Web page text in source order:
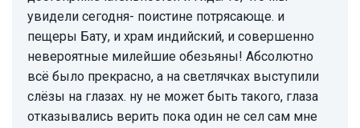
увидели сегодня- поистине потрясающе. и
пещеры Бату, и храм индийский, и совершенно
невероятные милейшие обезьяны! Абсолютно
всё было прекрасно, а на светлячках выступили
слёзы на глазах. ну не может быть такого, глаза
отказывались верить пока один не сел сам мне